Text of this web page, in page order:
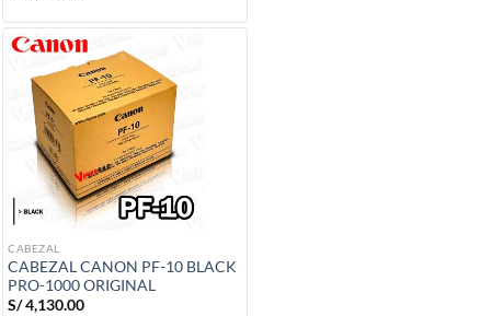
CABEZAL
CABEZAL CANON PF-10 BLACK
PRO-1000 ORIGINAL
S/4,130.00